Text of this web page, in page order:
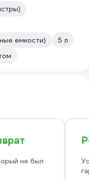
емкости)
5 л
не был